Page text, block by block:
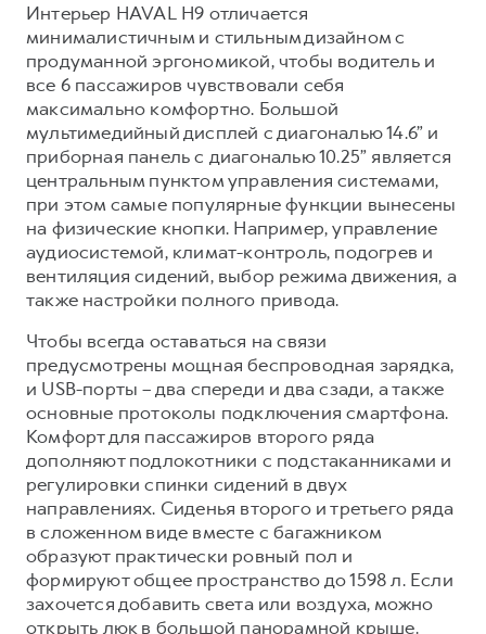
Интерьер HAVAL H9 отличается
минималистичным и стильным дизайном с
продуманной эргономикой, чтобы водитель и
все 6 пассажиров чувствовали себя
максимально комфортно. Большой
мультимедийный дисплей с диагональю 14.6” и
приборная панель c диагональю 10.25” является
центральным пунктом управления системами,
при этом самые популярные функции вынесены
на физические кнопки. Например, управление
аудиосистемой, климат-контроль, подогрев и
вентиляция сидений, выбор режима движения, а
также настройки полного привода.
Чтобы всегда оставаться на связи
предусмотрены мощная беспроводная зарядка,
и USB-порты – два спереди и два сзади, а также
основные протоколы подключения смартфона.
Комфорт для пассажиров второго ряда
дополняют подлокотники с подстаканниками и
регулировки спинки сидений в двух
направлениях. Сиденья второго и третьего ряда
в сложенном виде вместе с багажником
образуют практически ровный пол и
формируют общее пространство до 1598 л. Если
захочется добавить света или воздуха, можно
открыть люк в большой панорамной крыше.